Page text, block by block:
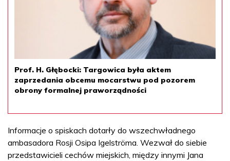
Prof. H. Głębocki: Targowica była aktem
zaprzedania obcemu mocarstwu pod pozorem
obrony formalnej praworządności
Informacje o spiskach dotarły do wszechwładnego
ambasadora Rosji Osipa Igelströma. Wezwał do siebie
przedstawicieli cechów miejskich, między innymi Jana